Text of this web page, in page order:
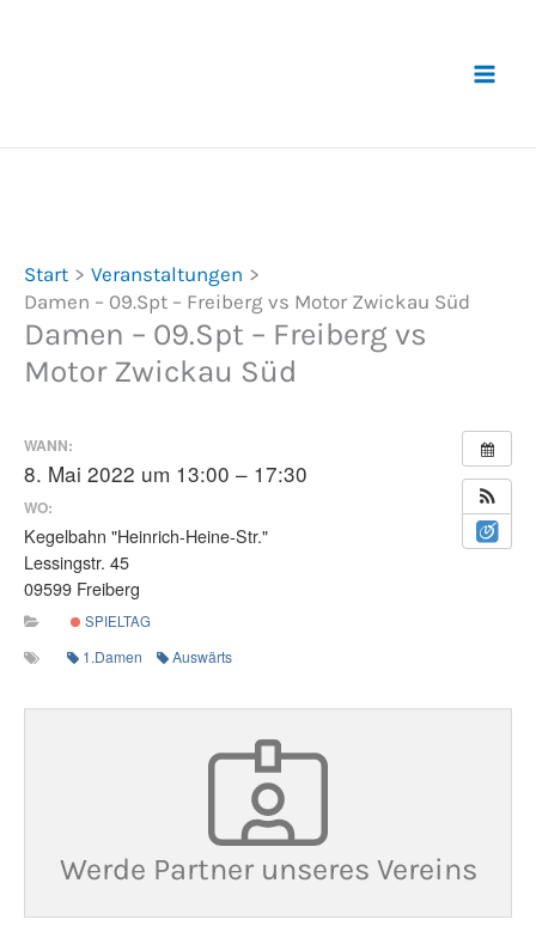
Start
Veranstaltungen
Damen – 09.Spt – Freiberg vs Motor Zwickau Süd
Damen – 09.Spt – Freiberg vs
Motor Zwickau Süd
WANN:
8. Mai 2022 um 13:00 – 17:30
WO:
Kegelbahn "Heinrich-Heine-Str."
Lessingstr. 45
09599 Freiberg
SPIELTAG
1.Damen Auswärts
Werde Partner unseres Vereins